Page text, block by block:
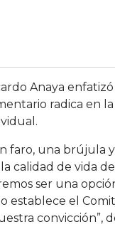
Anaya
radica en
faro, una brújula
calidad de vida de
ser una
establece el
convicción”,